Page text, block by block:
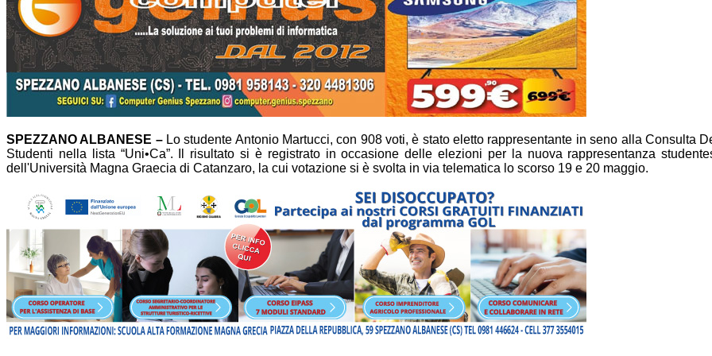
SPEZZANO ALBANESE –Lo studente Antonio Martucci, con 908 voti, è stato eletto rappresentante in seno alla Consulta
Studenti nella lista “Uni•Ca”. Il risultato si è registrato in occasione delle elezioni per la nuova rappresentanza
dell'Università Magna Graecia di Catanzaro, la cui votazione si è svolta in via telematica lo scorso 19 e 20 maggio.